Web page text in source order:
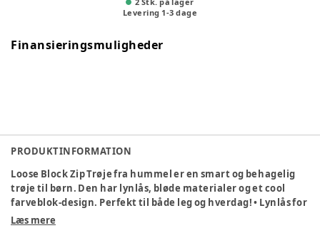
Levering 1-3 dage
Finansieringsmuligheder
PRODUKTINFORMATION
Loose Block Zip Trøje fra hummel er en smart og behagelig
trøje til børn. Den har lynlås, bløde materialer og et cool
farveblok-design. Perfekt til både leg og hverdag! • Lynlås for
nem påklædning • Blødt og behageligt materiale • Flot
Læs mere